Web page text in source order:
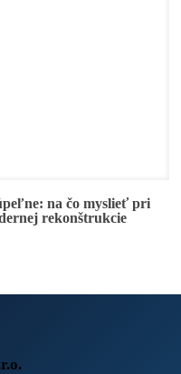
na čo myslieť pri
rekonštrukcie